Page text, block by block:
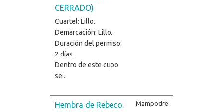
CERRADO)
Cuartel: Lillo.
Demarcación: Lillo.
Duración del permiso:
2 días.
Dentro de este cupo
se...
Hembra de Rebeco.
Mampodre